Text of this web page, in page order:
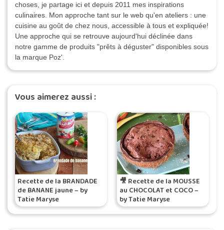
choses, je partage ici et depuis 2011 mes inspirations
culinaires. Mon approche tant sur le web qu'en ateliers : une
cuisine au goût de chez nous, accessible à tous et expliquée!
Une approche qui se retrouve aujourd'hui déclinée dans
notre gamme de produits "prêts à déguster" disponibles sous
la marque Poz'.
Vous aimerez aussi :
Recette de la BRANDADE
de BANANE jaune – by
Tatie Maryse
🎥 Recette de la MOUSSE
au CHOCOLAT et COCO –
by Tatie Maryse